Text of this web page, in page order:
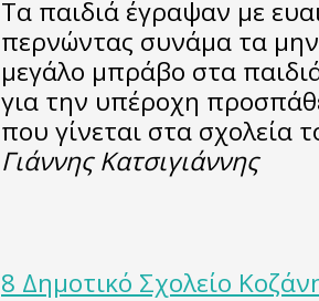
Τα παιδιά έγραψαν με
περνώντας συνάμα τα
μεγάλο μπράβο στα
για την υπέροχη
που γίνεται στα σχολεία
Γιάννης Κατσιγιάννης
8 Δημοτικό Σχολείο